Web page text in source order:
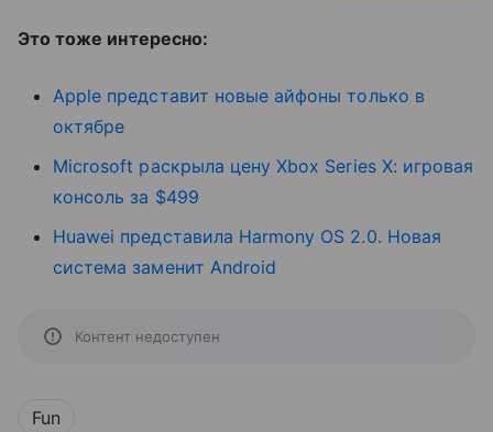
Это тоже интересно:
Apple представит новые айфоны только в
октябре
Microsoft раскрыла цену Xbox Series X: игровая
консоль за $499
Huawei представила Harmony OS 2.0. Новая
система заменит Android
Контент недоступен
Fun